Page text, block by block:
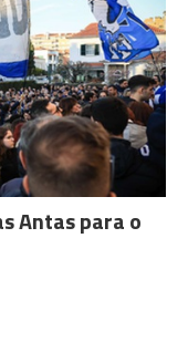
Antas para o